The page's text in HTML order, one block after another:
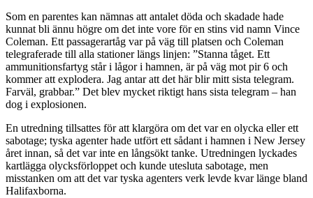
Som en parentes kan nämnas att antalet döda och skadade hade
kunnat bli ännu högre om det inte vore för en stins vid namn Vince
Coleman. Ett passagerartåg var på väg till platsen och Coleman
telegraferade till alla stationer längs linjen: ”Stanna tåget. Ett
ammunitionsfartyg står i lågor i hamnen, är på väg mot pir 6 och
kommer att explodera. Jag antar att det här blir mitt sista telegram.
Farväl, grabbar.” Det blev mycket riktigt hans sista telegram – han
dog i explosionen.
En utredning tillsattes för att klargöra om det var en olycka eller ett
sabotage; tyska agenter hade utfört ett sådant i hamnen i New Jersey
året innan, så det var inte en långsökt tanke. Utredningen lyckades
kartlägga olycksförloppet och kunde utesluta sabotage, men
misstanken om att det var tyska agenters verk levde kvar länge bland
Halifaxborna.